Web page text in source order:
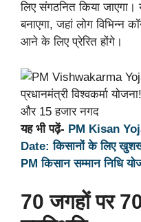
लिए संगठनित किया जाएगा।
बनाएगा, जहां लोग विभिन्न
आने के लिए प्रेरित होंगे।
यह भी पढ़ें- PM Kisan
Date: किसानों के लिए
PM किसान सम्मान निधि
70 जगहों पर